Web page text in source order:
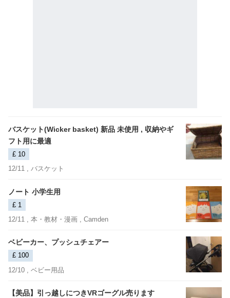
バスケット(Wicker basket) 新品 未使用 , 収納やギ
フト用に最適
£ 10
12/11 , バスケット
ノート 小学生用
£ 1
12/11 , 本・教材・漫画 , Camden
ベビーカー、プッシュチェアー
£ 100
12/10 , ベビー用品
【美品】引っ越しにつきVRゴーグル売ります